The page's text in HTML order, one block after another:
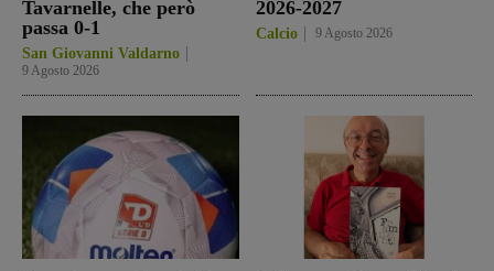
Tavarnelle, che però
passa 0-1
San Giovanni Valdarno
9 Agosto 2026
2026-2027
Calcio 9 Agosto 2026